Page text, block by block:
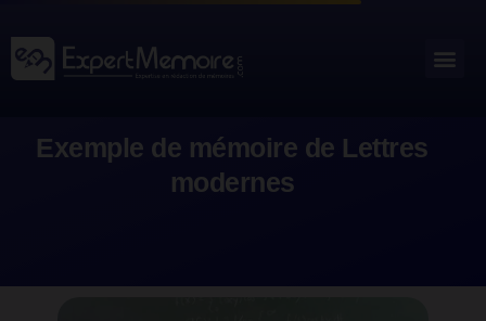
au
contenu
Exemple de mémoire de Lettres
modernes